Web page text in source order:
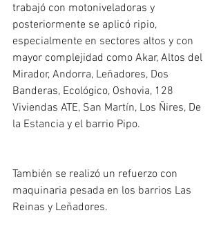
trabajó con motoniveladoras y
posteriormente se aplicó ripio,
especialmente en sectores altos y con
mayor complejidad como Akar, Altos del
Mirador, Andorra, Leñadores, Dos
Banderas, Ecológico, Oshovia, 128
Viviendas ATE, San Martín, Los Ñires, De
la Estancia y el barrio Pipo.
También se realizó un refuerzo con
maquinaria pesada en los barrios Las
Reinas y Leñadores.